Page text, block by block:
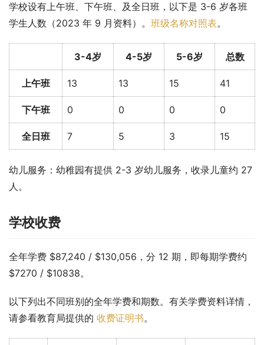
学校设有上午班、下午班、及全日班，以下是 3-6 岁各班
学生人数（2023 年 9 月资料）。 班级名称对照表。
3-4岁 4-5岁 5-6岁 总数
上午班 13 13 15 41
下午班 0 0 0 0
全日班 7 5 3 15
幼儿服务：幼稚园有提供 2-3 岁幼儿服务，收录儿童约 27
人。
学校收费
全年学费 $87,240 / $130,056，分 12 期，即每期学费约
$7270 / $10838。
以下列出不同班别的全年学费和期数。有关学费资料详情，
请参看教育局提供的 收费证明书。